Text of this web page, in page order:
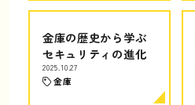
金庫の歴史から学ぶ
セキュリティの進化
2025.10.27
金庫